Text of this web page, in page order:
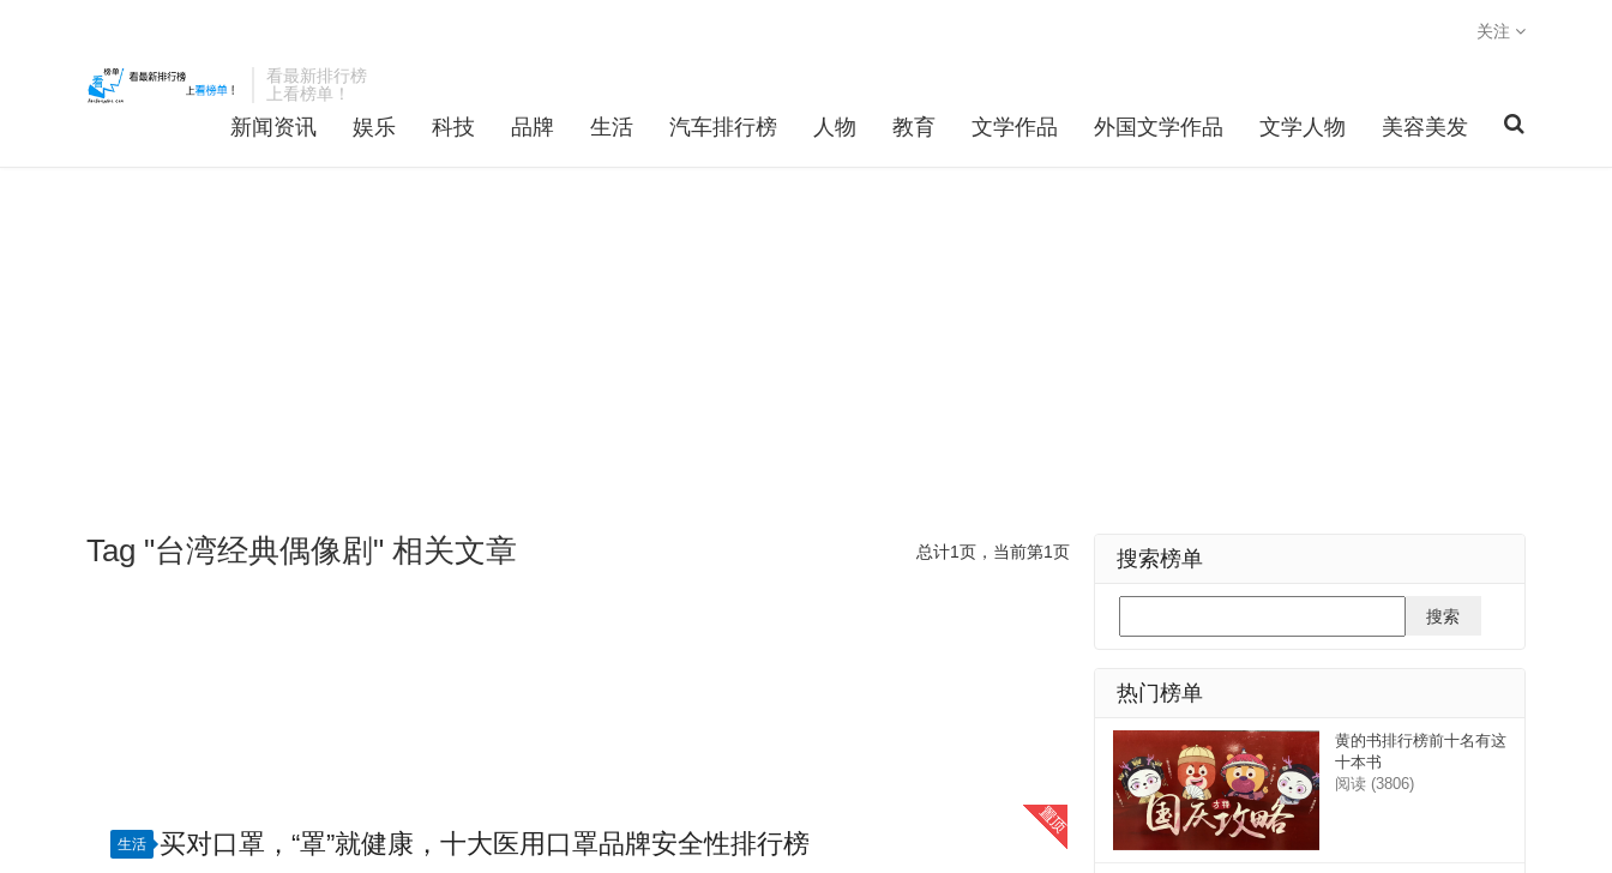
看最新排行榜
上看榜单！
新闻资讯 娱乐 科技 品牌 生活 汽车排行榜 人物 教育 文学作品 外国文学作品 文学人物 美容美发
关注
Tag "台湾经典偶像剧" 相关文章 总计1页，当前第1页
生活 买对口罩，“罩”就健康，十大医用口罩品牌安全性排行榜
搜索榜单
热门榜单
黄的书排行榜前十名有这
十本书
阅读 (3806)